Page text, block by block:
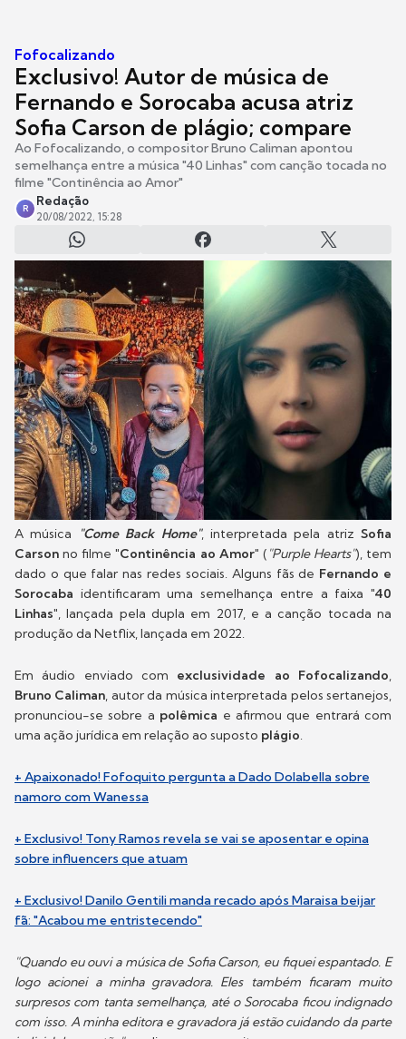
Fofocalizando
Exclusivo! Autor de música de
Fernando e Sorocaba acusa atriz
Sofia Carson de plágio; compare
Ao Fofocalizando, o compositor Bruno Caliman apontou
semelhança entre a música "40 Linhas" com canção tocada no
filme "Continência ao Amor"
R
Redação
20/08/2022, 15:28
A música "Come Back Home", interpretada pela atriz Sofia
Carsonno filme "Continência ao Amor" ( "Purple Hearts"), tem
dado o que falar nas redes sociais. Alguns fãs de Fernando e
Sorocaba identificaram uma semelhança entre a faixa "40
Linhas", lançada pela dupla em 2017, e a canção tocada na
produção da Netflix, lançada em 2022.
Em áudio enviado com exclusividade ao Fofocalizando,
Bruno Caliman, autor da música interpretada pelos sertanejos,
pronunciou-se sobre a polêmica e afirmou que entrará com
uma ação jurídica em relação ao suposto plágio.
+ Apaixonado! Fofoquito pergunta a Dado Dolabella sobre
namoro com Wanessa
+ Exclusivo! Tony Ramos revela se vai se aposentar e opina
sobre influencers que atuam
+ Exclusivo! Danilo Gentili manda recado após Maraisa beijar
fã: "Acabou me entristecendo"
"Quando eu ouvi a música de Sofia Carson, eu fiquei espantado. E
logo acionei a minha gravadora. Eles também ficaram muito
surpresos com tanta semelhança, até o Sorocaba ficou indignado
com isso. A minha editora e gravadora já estão cuidando da parte